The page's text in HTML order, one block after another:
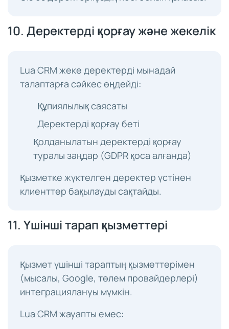
10. Деректерді қорғау және жекелік
Lua CRM жеке деректерді мынадай
талаптарға сәйкес өңдейді:
Құпиялылық саясаты
Деректерді қорғау беті
Қолданылатын деректерді қорғау
туралы заңдар (GDPR қоса алғанда)
Қызметке жүктелген деректер үстінен
клиенттер бақылауды сақтайды.
11. Үшінші тарап қызметтері
Қызмет үшінші тараптың қызметтерімен
(мысалы, Google, төлем провайдерлері)
интеграциялануы мүмкін.
Lua CRM жауапты емес: